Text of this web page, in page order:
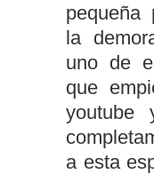
pequeña
la
uno de
que
youtube
a esta